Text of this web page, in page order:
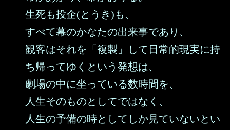
生死も投企(とうき)も、
すべて幕のかなたの出来事であり、
観客はそれを「複製」して日常的現実に持
ち帰ってゆくという発想は、
劇場の中に坐っている数時間を、
人生そのものとしてではなく、
人生の予備の時としてしか見ていないとい